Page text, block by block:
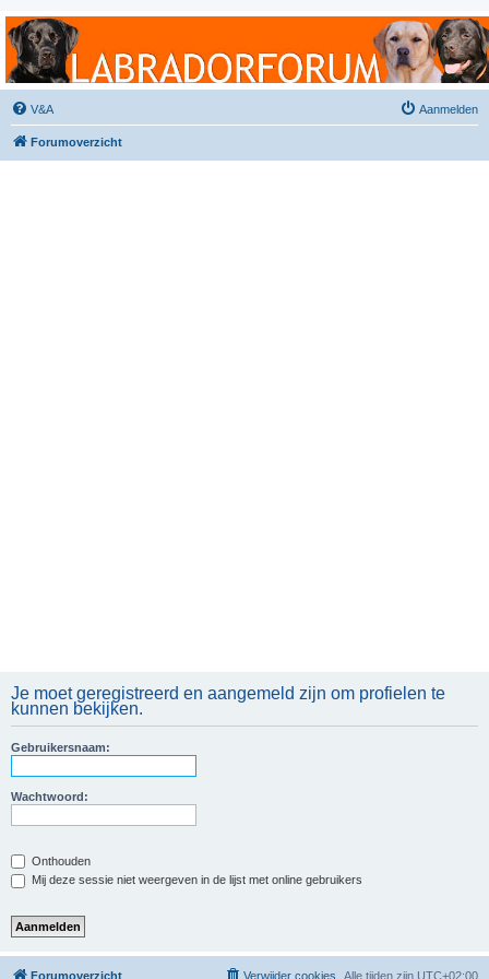
Labradorforum
Het gezelligste Labradorforum van Nederland en België!
V&A Aanmelden
Forumoverzicht
Je moet geregistreerd en aangemeld zijn om profielen te
kunnen bekijken.
Gebruikersnaam:
Wachtwoord:
Onthouden
Mij deze sessie niet weergeven in de lijst met online gebruikers
Forumoverzicht Alle tijden zijn UTC+02:00
Verwijder cookies